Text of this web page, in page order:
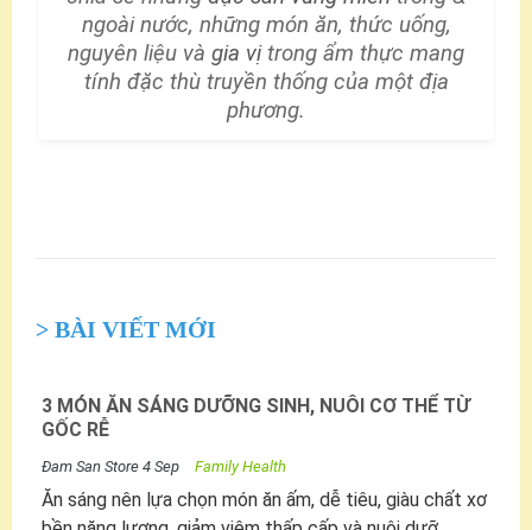
ngoài nước, những món ăn, thức uống,
nguyên liệu và gia vịtrong ẩm thực mang
tính đặc thù truyền thống của một địa
phương.
> BÀI VIẾT MỚI
3 MÓN ĂN SÁNG DƯỠNG SINH, NUÔI CƠ THỂ TỪ
GỐC RỄ
Đam San Store 4 Sep Family Health
Ăn sáng nên lựa chọn món ăn ấm, dễ tiêu, giàu chất xơ